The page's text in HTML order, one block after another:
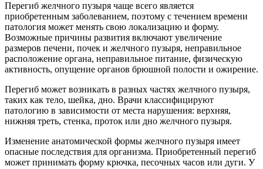
Перегиб желчного пузыря чаще всего является
приобретенным заболеванием, поэтому с течением времени
патология может менять свою локализацию и форму.
Возможные причины развития включают увеличение
размеров печени, почек и желчного пузыря, неправильное
расположение органа, неправильное питание, физическую
активность, опущение органов брюшной полости и ожирение.
Перегиб может возникать в разных частях желчного пузыря,
таких как тело, шейка, дно. Врачи классифицируют
патологию в зависимости от места нарушения: верхняя,
нижняя треть, стенка, проток или дно желчного пузыря.
Изменение анатомической формы желчного пузыря имеет
опасные последствия для организма. Приобретенный перегиб
может принимать форму крючка, песочных часов или дуги. У